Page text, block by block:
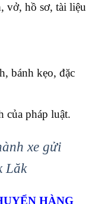
vở, hồ sơ, tài liệu
bánh kẹo, đặc
của pháp luật.
xe gửi
Lăk
HÀNG